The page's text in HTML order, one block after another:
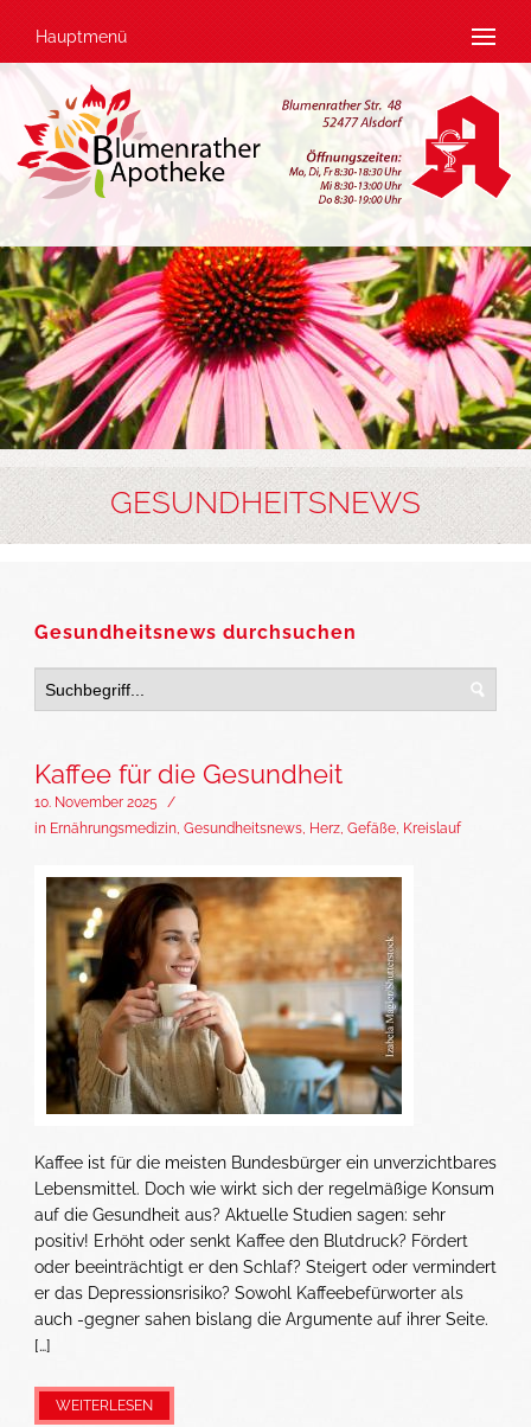
Hauptmenü
GESUNDHEITSNEWS
Gesundheitsnews durchsuchen
Kaffee für die Gesundheit
10. November 2025
/
in Ernährungsmedizin, Gesundheitsnews, Herz, Gefäße, Kreislauf
Kaffee ist für die meisten Bundesbürger ein unverzichtbares
Lebensmittel. Doch wie wirkt sich der regelmäßige Konsum
auf die Gesundheit aus? Aktuelle Studien sagen: sehr
positiv! Erhöht oder senkt Kaffee den Blutdruck? Fördert
oder beeinträchtigt er den Schlaf? Steigert oder vermindert
er das Depressionsrisiko? Sowohl Kaffeebefürworter als
auch -gegner sahen bislang die Argumente auf ihrer Seite.
[…]
WEITERLESEN